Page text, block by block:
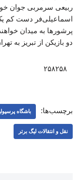
ربیعی سرمربی جوان
اسماعیلی‌فر دست کم یک
پرشورها به میدان
دو بازیکن از تبریز به
برچسب‌ها: باشگاه
نقل و انتقالات لیگ برتر